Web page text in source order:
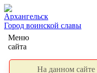
Архангельск
Город воинской славы
Меню
сайта
На данном